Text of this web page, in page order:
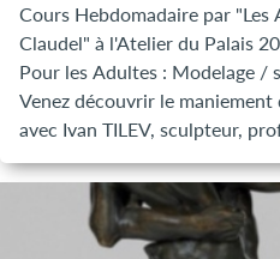
Cours Hebdomadaire par "Les
Claudel" à l'Atelier du Palais
Pour les Adultes : Modelage / sculpture
Venez découvrir le maniement
avec Ivan TILEV, sculpteur,
personnes de tous niveaux.
portrait, etc. Ivan Tilev est à
L’accompagnement est